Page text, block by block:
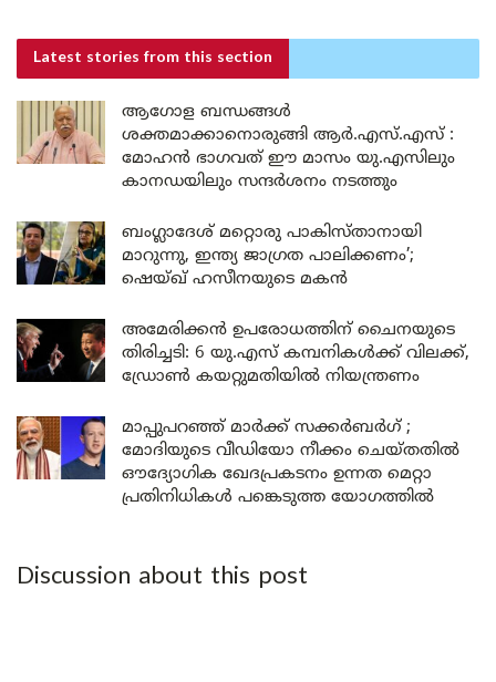
Latest stories from this section
ആഗോള ബന്ധങ്ങൾ
ശക്തമാക്കാനൊരുങ്ങി ആർ.എസ്.എസ് :
മോഹൻ ഭാഗവത് ഈ മാസം യു.എസിലും
കാനഡയിലും സന്ദർശനം നടത്തും
ബംഗ്ലാദേശ് മറ്റൊരു പാകിസ്താനായി
മാറുന്നു, ഇന്ത്യ ജാഗ്രത പാലിക്കണം’;
ഷെയ്ഖ് ഹസീനയുടെ മകൻ
അമേരിക്കൻ ഉപരോധത്തിന് ചൈനയുടെ
തിരിച്ചടി: 6 യു.എസ് കമ്പനികൾക്ക് വിലക്ക്,
ഡ്രോൺ കയറ്റുമതിയിൽ നിയന്ത്രണം
മാപ്പുപറഞ്ഞ് മാർക്ക് സക്കർബർഗ് ;
മോദിയുടെ വീഡിയോ നീക്കം ചെയ്തതിൽ
ഔദ്യോഗിക ഖേദപ്രകടനം ഉന്നത മെറ്റാ
പ്രതിനിധികൾ പങ്കെടുത്ത യോഗത്തിൽ
Discussion about this post